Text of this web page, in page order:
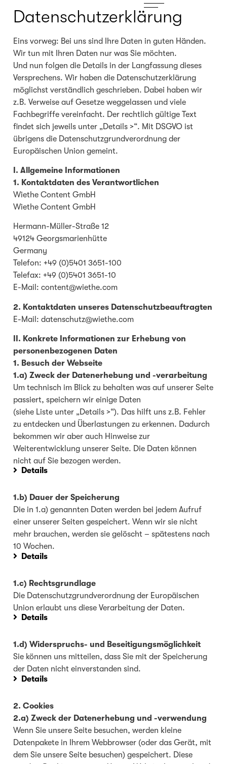
Datenschutzerklärung
Eins vorweg: Bei uns sind Ihre Daten in guten Händen.
Wir tun mit Ihren Daten nur was Sie möchten.
Und nun folgen die Details in der Langfassung dieses
Versprechens. Wir haben die Datenschutzerklärung
möglichst verständlich geschrieben. Dabei haben wir
z.B. Verweise auf Gesetze weggelassen und viele
Fachbegriffe vereinfacht. Der rechtlich gültige Text
findet sich jeweils unter „Details >“. Mit DSGVO ist
übrigens die Datenschutzgrundverordnung der
Europäischen Union gemeint.
I. Allgemeine Informationen
1. Kontaktdaten des Verantwortlichen
Wiethe Content GmbH
Wiethe Content GmbH
Hermann-Müller-Straße 12
49124 Georgsmarienhütte
Germany
Telefon: +49 (0)5401 3651-100
Telefax: +49 (0)5401 3651-10
E-Mail: content@wiethe.com
2. Kontaktdaten unseres Datenschutzbeauftragten
E-Mail: datenschutz@wiethe.com
II. Konkrete Informationen zur Erhebung von
personenbezogenen Daten
1. Besuch der Webseite
1.a) Zweck der Datenerhebung und -verarbeitung
Um technisch im Blick zu behalten was auf unserer Seite
passiert, speichern wir einige Daten
(siehe Liste unter „Details >“). Das hilft uns z.B. Fehler
zu entdecken und Überlastungen zu erkennen. Dadurch
bekommen wir aber auch Hinweise zur
Weiterentwicklung unserer Seite. Die Daten können
nicht auf Sie bezogen werden.
Details
1.b) Dauer der Speicherung
Die in 1.a) genannten Daten werden bei jedem Aufruf
einer unserer Seiten gespeichert. Wenn wir sie nicht
mehr brauchen, werden sie gelöscht – spätestens nach
10 Wochen.
Details
1.c) Rechtsgrundlage
Die Datenschutzgrundverordnung der Europäischen
Union erlaubt uns diese Verarbeitung der Daten.
Details
1.d) Widerspruchs- und Beseitigungsmöglichkeit
Sie können uns mitteilen, dass Sie mit der Speicherung
der Daten nicht einverstanden sind.
Details
2. Cookies
2.a) Zweck der Datenerhebung und -verwendung
Wenn Sie unsere Seite besuchen, werden kleine
Datenpakete in Ihrem Webbrowser (oder das Gerät, mit
dem Sie unsere Seite besuchen) gespeichert. Diese